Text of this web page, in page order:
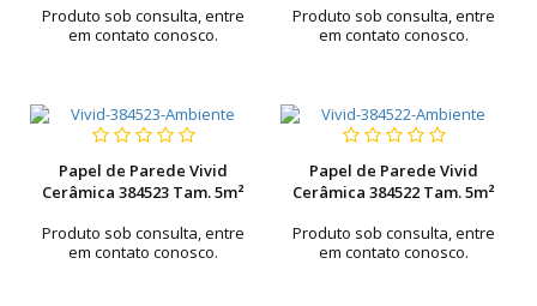
Produto sob consulta, entre
em contato conosco.
Produto sob consulta, entre
em contato conosco.
Papel de Parede Vivid
Cerâmica 384523 Tam. 5m²
Produto sob consulta, entre
em contato conosco.
Papel de Parede Vivid
Cerâmica 384522 Tam. 5m²
Produto sob consulta, entre
em contato conosco.